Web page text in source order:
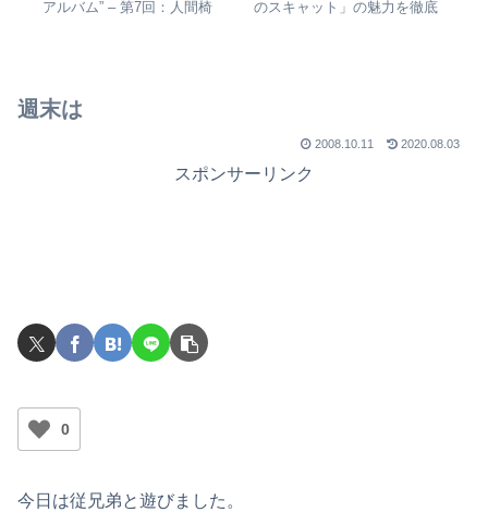
アルバム” – 第7回：人間椅
のスキャット」の魅力を徹底
週末は
2008.10.11 2020.08.03
スポンサーリンク
0
今日は従兄弟と遊びました。